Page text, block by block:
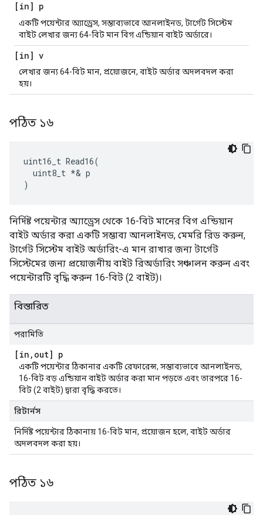
[in] p
একটি পয়েন্টার অ্যাড্রেস, সম্ভাব্যভাবে আনলাইনড, টার্গেট সিস্টেম
বাইট লেখার জন্য 64-বিট মান বিগ এন্ডিয়ান বাইট অর্ডারে।
[in] v
লেখার জন্য 64-বিট মান, প্রয়োজনে, বাইট অর্ডার অদলবদল করা
হয়।
পঠিত ১৬
uint16_t Read16(
  uint8_t *& p
)
নির্দিষ্ট পয়েন্টার অ্যাড্রেস থেকে 16-বিট মানের বিগ এন্ডিয়ান
বাইট অর্ডার করা একটি সম্ভাব্য আনলাইনড, মেমরি রিড করুন,
টার্গেট সিস্টেম বাইট অর্ডারিং-এ মান রাখার জন্য টার্গেট
সিস্টেমের জন্য প্রয়োজনীয় বাইট রিঅর্ডারিং সঞ্চালন করুন এবং
পয়েন্টারটি বৃদ্ধি করুন 16-বিট (2 বাইট)।
বিস্তারিত
পরামিতি
[in , out] p
একটি পয়েন্টার ঠিকানার একটি রেফারেন্স, সম্ভাব্যভাবে আনলাইনড,
16-বিট বড় এন্ডিয়ান বাইট অর্ডার করা মান পড়তে এবং তারপরে 16-
বিট (2 বাইট) দ্বারা বৃদ্ধি করতে।
রিটার্নস
নির্দিষ্ট পয়েন্টার ঠিকানায় 16-বিট মান, প্রয়োজন হলে, বাইট অর্ডার
অদলবদল করা হয়।
পঠিত ১৬